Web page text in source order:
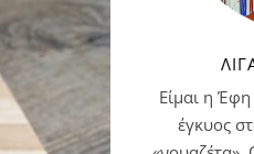
Είμαι η
έγκυος